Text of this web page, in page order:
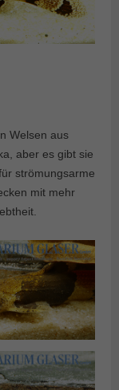
Welsen aus
aber es gibt sie
strömungsarme
mit mehr